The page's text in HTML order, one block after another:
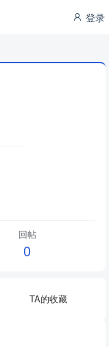
登录
回帖
0
TA的收藏